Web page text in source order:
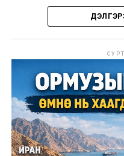
Албаныхны
шатаасан гэх
шалгаж байна.
шалтгааныг
аянгын улмаас
Одоогоор АНУ даяар 13
хээрийн түймэр